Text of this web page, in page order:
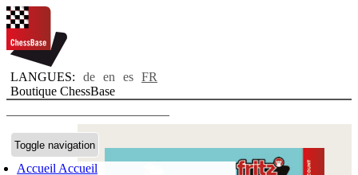
LANGUES: de en es FR
Boutique ChessBase
Toggle navigation
Accueil Accueil